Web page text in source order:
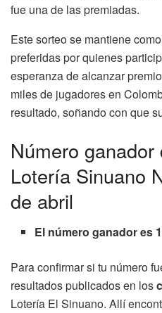
fue una de las premiadas.
Este sorteo se mantiene
preferidas por quienes
esperanza de alcanzar
miles de jugadores en
resultado, soñando con que
Número
Lotería Sinuano
de abril
El número ganador es
Para confirmar si tu número
resultados publicados en los
Lotería El Sinuano. Allí